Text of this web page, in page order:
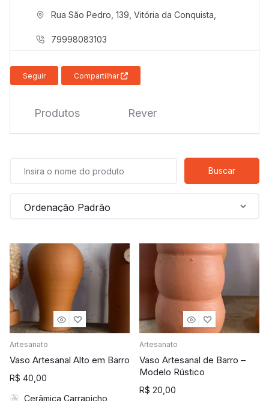
precisa!
precisa!
Rua São Pedro, 139, Vitória da Conquista,
79998083103
Compartilhar
Seguir
Produtos Rever
Artesanato
Vaso Artesanal Alto em Barro
R$ 40,00
Cerâmica Carrapicho
Artesanato
Vaso Artesanal de Barro –
Modelo Rústico
R$ 20,00